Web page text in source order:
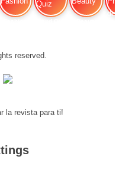
reserved.
la revista para ti!